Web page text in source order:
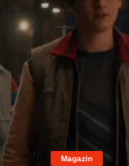
Magazin